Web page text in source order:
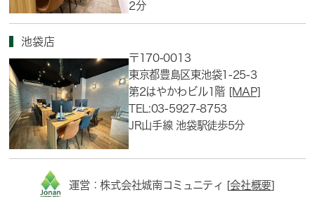
2分
池袋店
〒170-0013
東京都豊島区東池袋1-25-3
第2はやかわビル1階 [MAP]
TEL:03-5927-8753
JR山手線 池袋駅徒歩5分
運営：株式会社城南コミュニティ [会社概要]